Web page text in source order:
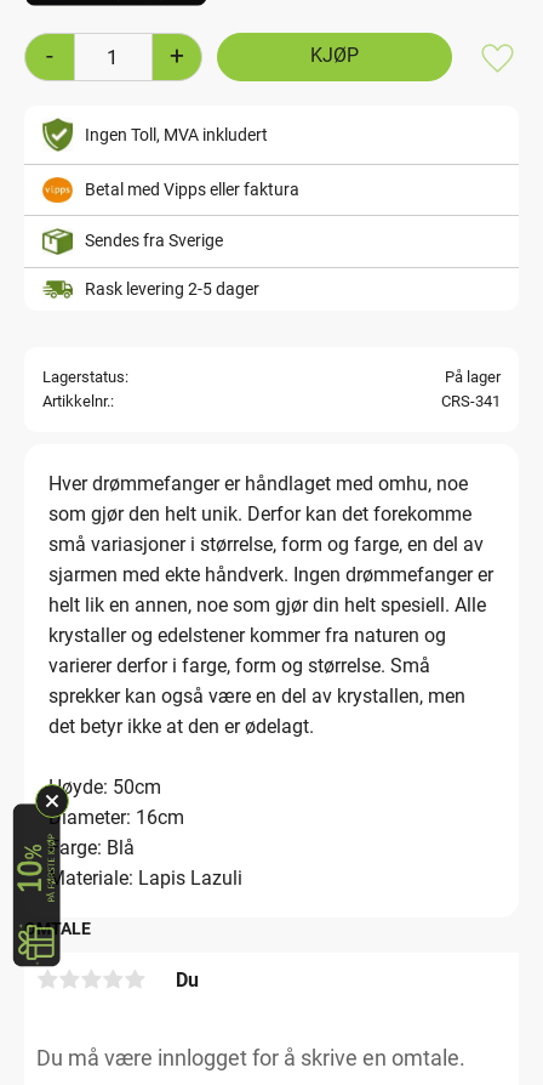
+
-
Ingen Toll, MVA inkludert
Betal med Vipps eller faktura
Sendes fra Sverige
Rask levering 2-5 dager
Lagerstatus
På lager
Artikkelnr.
CRS-341
Hver drømmefanger er håndlaget med omhu, noe
som gjør den helt unik. Derfor kan det forekomme
små variasjoner i størrelse, form og farge, en del av
sjarmen med ekte håndverk. Ingen drømmefanger er
helt lik en annen, noe som gjør din helt spesiell. Alle
krystaller og edelstener kommer fra naturen og
varierer derfor i farge, form og størrelse. Små
sprekker kan også være en del av krystallen, men
det betyr ikke at den er ødelagt.
Høyde: 50cm
Diameter: 16cm
Farge: Blå
Materiale: Lapis Lazuli
OMTALE
Du